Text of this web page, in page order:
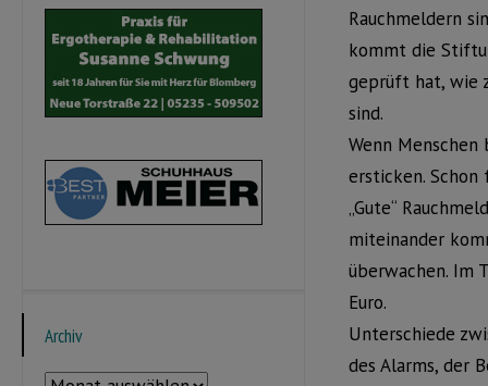
Rauchmeldern
kommt die
geprüft hat, wie
sind.
Wenn
ersticken. Schon
„Gute“
miteinander
überwachen. Im
Euro.
Unterschiede
des Alarms, der
Archiv